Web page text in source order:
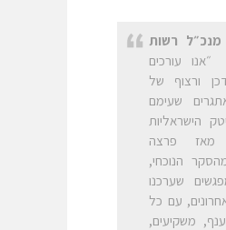
מנכ״ל רשות
עורכים
ורצוף של
שעימם
הישראליות
מאז פרצה
הנוכחי,
שערכנו
עם כל
משקיעים,